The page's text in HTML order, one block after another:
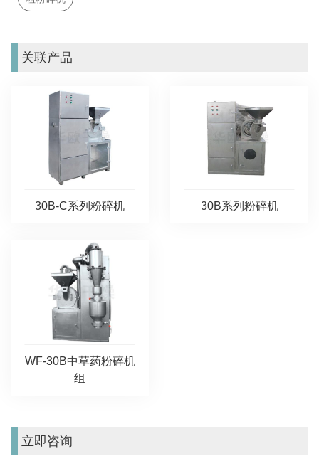
关联产品
30B-C系列粉碎机 30B系列粉碎机
WF-30B中草药粉碎机
组
立即咨询